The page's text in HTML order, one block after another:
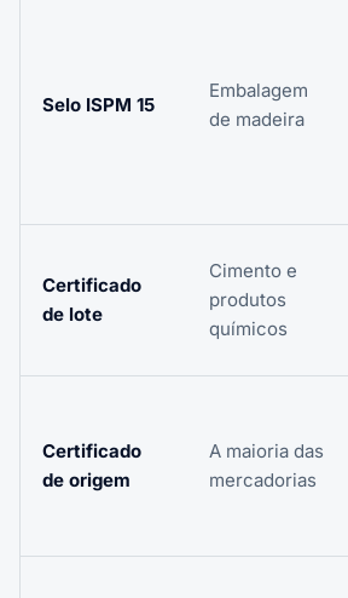
Selo ISPM 15
Embalagem
de madeira
Certificado
de lote
Cimento e
produtos
químicos
Certificado
de origem
A maioria das
mercadorias